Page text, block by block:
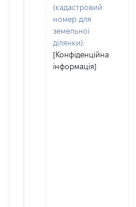
(кадастровий
номер для
земельної
ділянки):
[Конфіденційна
інформація]